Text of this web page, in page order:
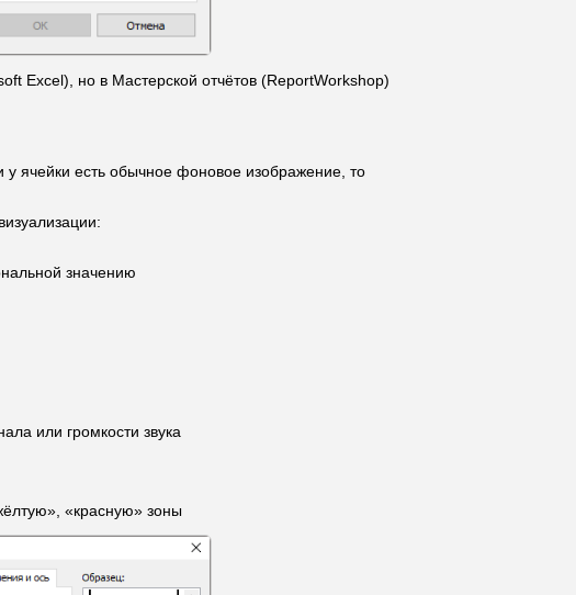
Excel), но в Мастерской отчётов (ReportWorkshop)
ячейки есть обычное фоновое изображение, то
значению
или громкости звука
«красную» зоны